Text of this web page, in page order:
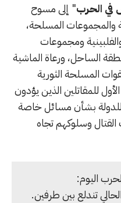
الحرب" إلى مسوح
والمجموعات المسلحة،
ومجموعات
الساحل، ورعاة الماشية
المسلحة الثورية
للمقاتلين الذين يؤدون
للدولة بشأن مسائل خاصة
القتال وسلوكهم تجاه
اليوم:
تندلع بين طرفين.